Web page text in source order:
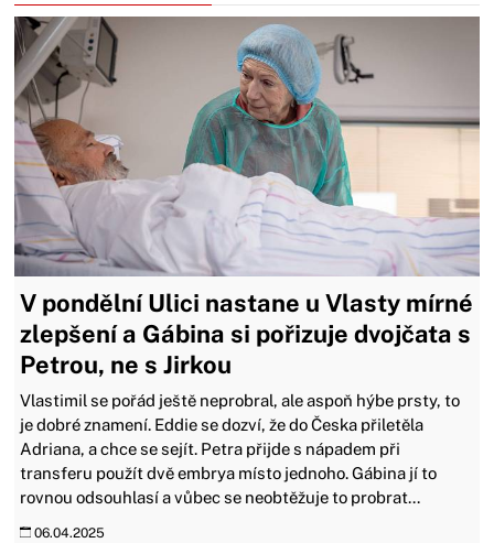
V pondělní Ulici nastane u Vlasty mírné
zlepšení a Gábina si pořizuje dvojčata s
Petrou, ne s Jirkou
Vlastimil se pořád ještě neprobral, ale aspoň hýbe prsty, to
je dobré znamení. Eddie se dozví, že do Česka přiletěla
Adriana, a chce se sejít. Petra přijde s nápadem při
transferu použít dvě embrya místo jednoho. Gábina jí to
rovnou odsouhlasí a vůbec se neobtěžuje to probrat...
06.04.2025